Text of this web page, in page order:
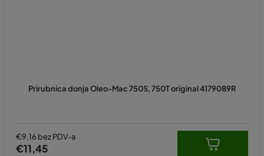
Prirubnica donja Oleo-Mac 750S, 750T original 4179089R
€9,16 bez PDV-a
€11,45